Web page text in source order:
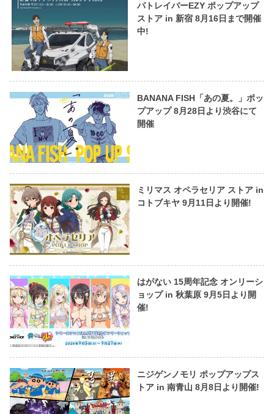
パトレイバーEZY ポップアップ
ストア in 新宿 8月16日まで開催
中!
BANANA FISH「あの夏。」ポッ
プアップ 8月28日より渋谷にて
開催
ミリマス オペラセリア ストア in
コトブキヤ 9月11日より開催!
はがない 15周年記念 オンリーシ
ョップ in 秋葉原 9月5日より開
催!
ニジゲンノモリ ポップアップス
トア in 南青山 8月8日より開催!